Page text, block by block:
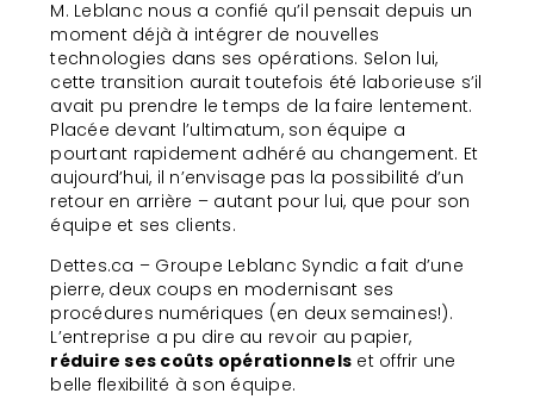
M. Leblanc nous a confié qu’il pensait depuis un
moment déjà à intégrer de nouvelles
technologies dans ses opérations. Selon lui,
cette transition aurait toutefois été laborieuse s’il
avait pu prendre le temps de la faire lentement.
Placée devant l’ultimatum, son équipe a
pourtant rapidement adhéré au changement. Et
aujourd’hui, il n’envisage pas la possibilité d’un
retour en arrière – autant pour lui, que pour son
équipe et ses clients.
Dettes.ca – Groupe Leblanc Syndic a fait d’une
pierre, deux coups en modernisant ses
procédures numériques (en deux semaines!).
L’entreprise a pu dire au revoir au papier,
réduire ses coûts opérationnels et offrir une
belle flexibilité à son équipe.